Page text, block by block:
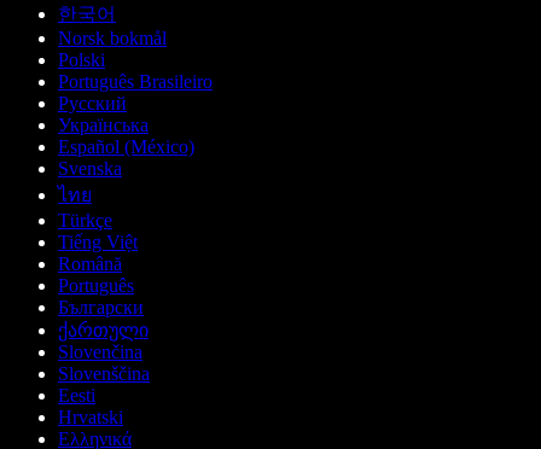
한국어
Norsk bokmål
Polski
Português Brasileiro
Русский
Українська
Español (México)
Svenska
ไทย
Türkçe
Tiếng Việt
Română
Português
Български
ქართული
Slovenčina
Slovenščina
Eesti
Hrvatski
Ελληνικά